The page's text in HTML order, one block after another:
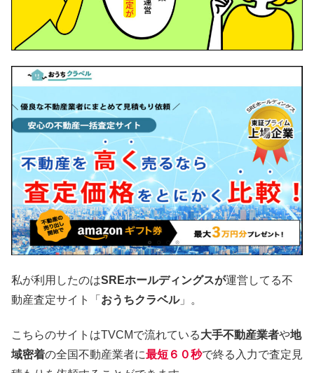
私が利用したのはSREホールディングスが運営してる不
動産査定サイト「 おうちクラベル」。
こちらのサイトはTVCMで流れている大手不動産業者や地
域密着の全国不動産業者に最短６０秒で終る入力で査定見